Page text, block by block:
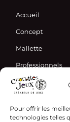
Pour offrir les
technologies telles
Accueil
Concept
Mallette
Professionnels
Informations
Actualités